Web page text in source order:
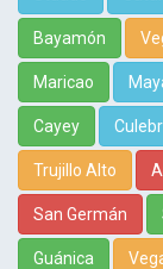
Bayamón
Maricao
Cayey
Trujillo Alto
San Germán
Guánica